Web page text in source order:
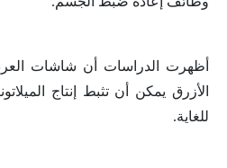
أظهرت الدراسات أن شاشات
الأزرق يمكن أن تثبط إنتاج
للغاية.